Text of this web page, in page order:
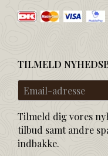
TILMELD
Email-
adresse
Tilmeld dig vores
tilbud samt andre
indbakke.